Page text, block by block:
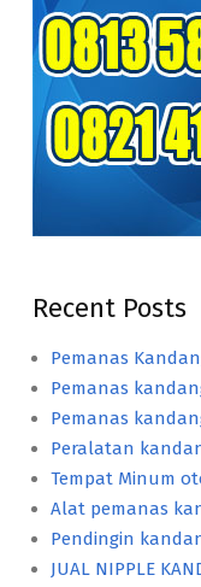
Recent Posts
Pemanas
Pemanas
Pemanas
Peralatan
Tempat Minum
Alat pemanas
Pendingin
JUAL NIPPLE